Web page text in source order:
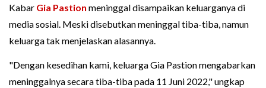
Kabar Gia Pastion meninggal disampaikan keluarganya di
media sosial. Meski disebutkan meninggal tiba-tiba, namun
keluarga tak menjelaskan alasannya.
"Dengan kesedihan kami, keluarga Gia Pastion mengabarkan
meninggalnya secara tiba-tiba pada 11 Juni 2022," ungkap